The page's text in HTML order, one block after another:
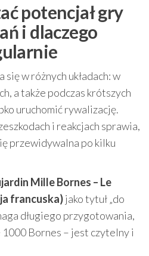
potencjał gry
i dlaczego
w różnych układach: w
a także podczas krótszych
uruchomić rywalizację.
i reakcjach sprawia,
przewidywalna po kilku
Mille Bornes – Le
francuska)jako tytuł „do
długiego przygotowania,
1000 Bornes – jest czytelny i